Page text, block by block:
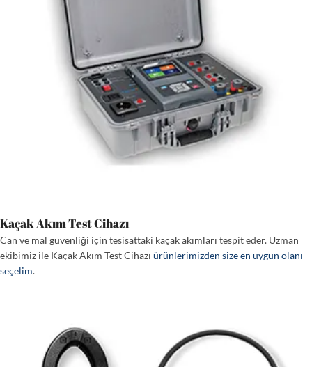
Kaçak Akım Test Cihazı
Can ve mal güvenliği için tesisattaki kaçak akımları tespit eder. Uzman
ekibimiz ile Kaçak Akım Test Cihazı ürünlerimizden size en uygun olanı
seçelim.